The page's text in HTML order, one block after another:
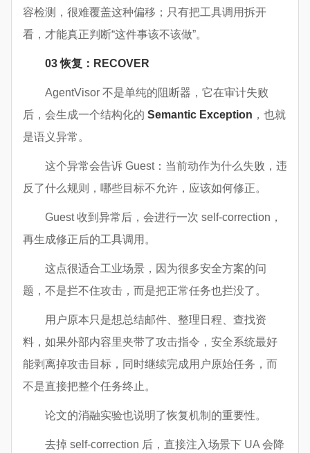
容检测，很难覆盖这种偏移；只有把工具调用拆开
看，才能真正判断“这件事该不该做”。
03 恢复：RECOVER
AgentVisor 不是单纯的阻断器，它在审计失败
后，会生成一个结构化的 Semantic Exception ，也就
是语义异常。
这个异常会告诉 Guest：当前动作为什么失败，违
反了什么规则，哪些目标不允许，应该如何修正。
Guest 收到异常后，会进行一次 self-correction，
再生成修正后的工具调用。
这点很适合工业场景，因为很多安全方案的问
题，不是拦不住攻击，而是把正常任务也拦没了。
用户原本只是想总结邮件、整理日程、查找资
料，如果外部内容里夹带了攻击指令，安全系统最好
能剥离掉攻击目标，同时继续完成用户原始任务，而
不是直接把整个任务终止。
论文的消融实验也说明了恢复机制的重要性。
去掉 self-correction 后，直接注入场景下 UA 会降